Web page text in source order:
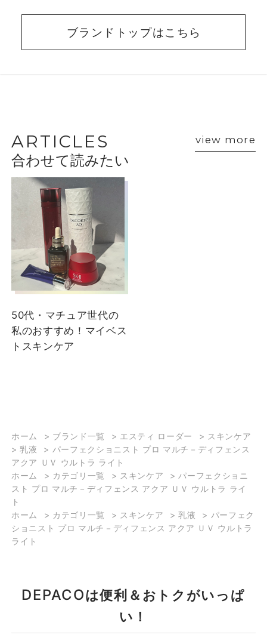
ブランドトップはこちら
VOICE
ショップスタッフ・ブランド担当者のおすす
めをご紹介
ARTICLES view more
合わせて読みたい
50代・マチュア世代の
私のおすすめ！マイベス
トスキンケア
ホーム > ブランド一覧 > エスティ ローダー > スキンケア
>乳液 > パーフェクショニスト プロ マルチ－ディフェンス
アクア ＵＶ ウルトラ ライト
ホーム
> カテゴリ一覧 > スキンケア > パーフェクショニ
スト プロ マルチ－ディフェンス アクア ＵＶ ウルトラ ライ
ト
ホーム
> カテゴリ一覧 > スキンケア >乳液 > パーフェク
ショニスト プロ マルチ－ディフェンス アクア ＵＶ ウルトラ
ライト
DEPACOは便利＆おトクがいっぱ
い！